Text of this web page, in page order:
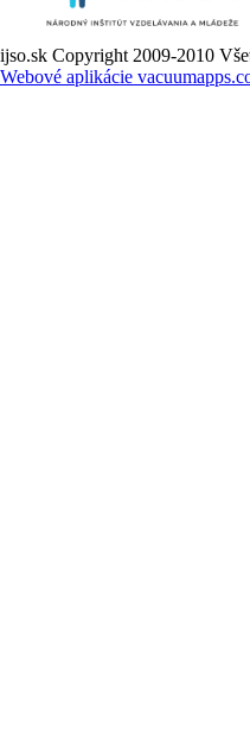
ijso.sk Copyright 2009-2010
Webové aplikácie